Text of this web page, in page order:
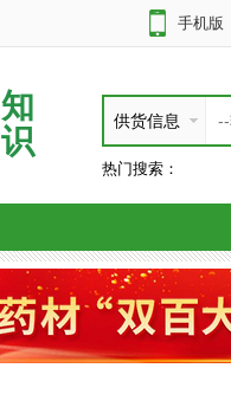
手机版
知
识
供货信息
热门搜索：